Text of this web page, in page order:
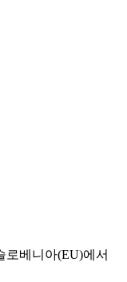
로베니아(EU)에서